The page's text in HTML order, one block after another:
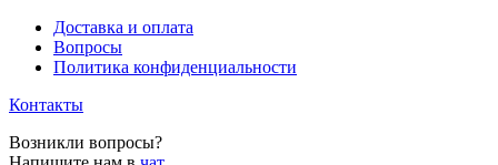
Доставка и оплата
Вопросы
Политика конфиденциальности
Контакты
Возникли вопросы?